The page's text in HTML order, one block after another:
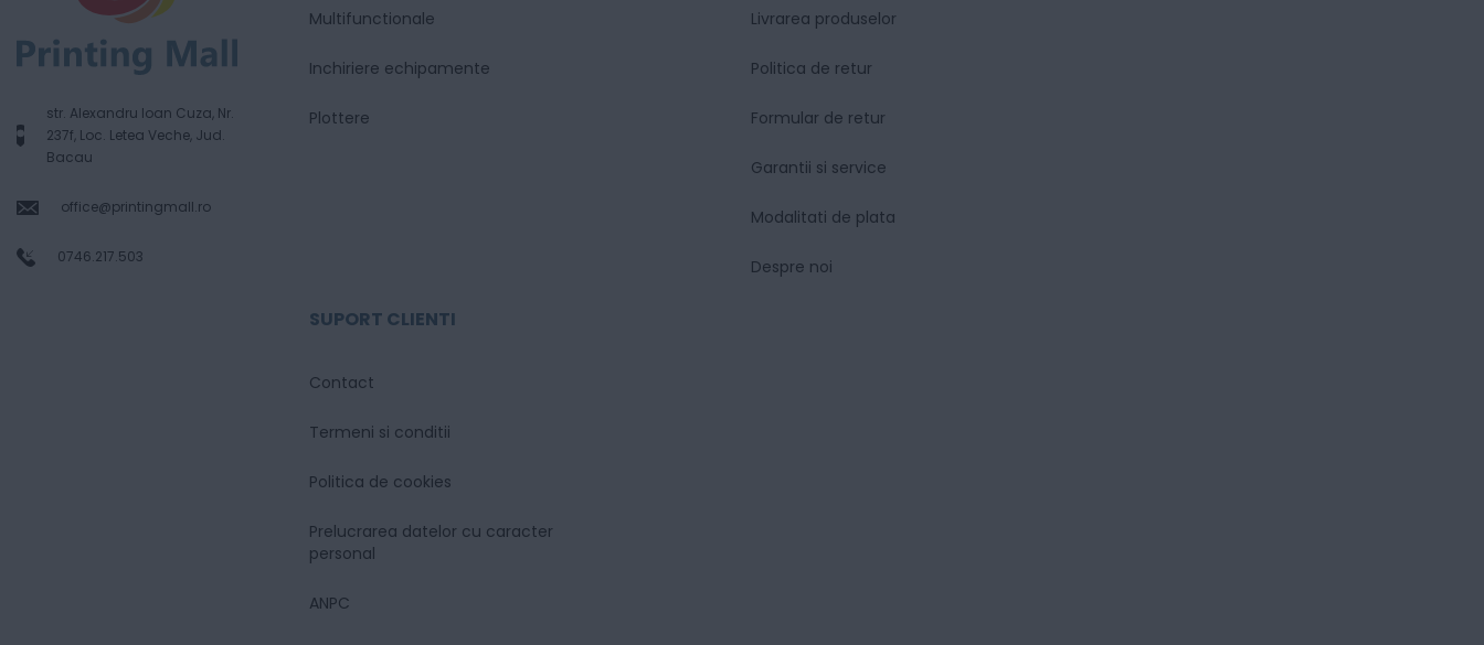
str. Alexandru Ioan Cuza, Nr.
237f, Loc. Letea Veche, Jud.
Bacau
office@printingmall.ro
0746.217.503
Multifunctionale
Inchiriere echipamente
Plottere
Livrarea produselor
Politica de retur
Formular de retur
Garantii si service
Modalitati de plata
Despre noi
SUPORT CLIENTI
Contact
Termeni si conditii
Politica de cookies
Prelucrarea datelor cu caracter
personal
ANPC